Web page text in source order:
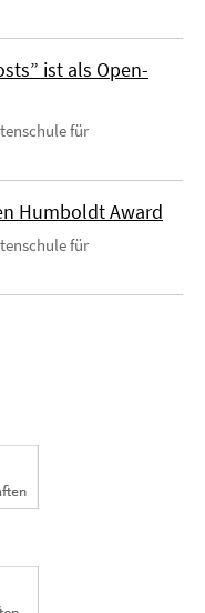
ist als Open-
für
Humboldt Award
für